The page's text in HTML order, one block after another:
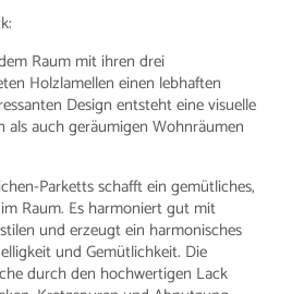
Raum mit ihren drei
Holzlamellen einen lebhaften
Design entsteht eine visuelle
als auch geräumigen Wohnräumen
Parketts schafft ein gemütliches,
Raum. Es harmoniert gut mit
und erzeugt ein harmonisches
und Gemütlichkeit. Die
durch den hochwertigen Lack